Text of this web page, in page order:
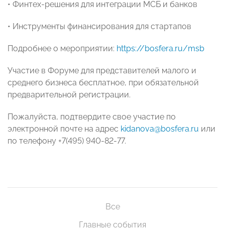
• Финтех-решения для интеграции МСБ и банков
• Инструменты финансирования для стартапов
Подробнее о мероприятии: https://bosfera.ru/msb
Участие в Форуме для представителей малого и
среднего бизнеса бесплатное, при обязательной
предварительной регистрации.
Пожалуйста, подтвердите свое участие по
электронной почте на адрес kidanova@bosfera.ru или
по телефону +7(495) 940-82-77.
Все
Главные события